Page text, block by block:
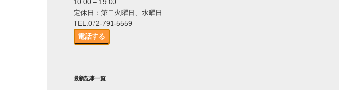
10:00 – 19:00
定休日：第二火曜日、水曜日
TEL.072-791-5559
電話する
最新記事一覧